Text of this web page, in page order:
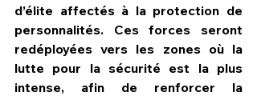
d’élite affectés à la protection de
personnalités. Ces forces seront
redéployées vers les zones où la
lutte pour la sécurité est la plus
intense, afin de renforcer la